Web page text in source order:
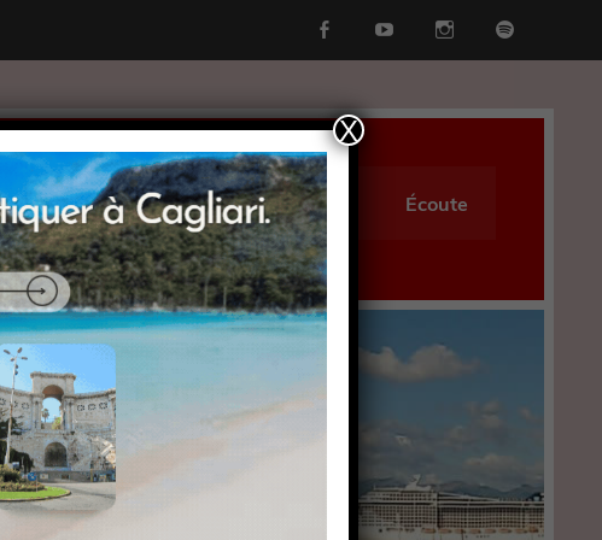
Verbes Culture Vocabulaire Écoute
X